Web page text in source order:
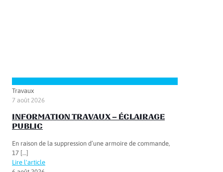
Travaux
7 août 2026
INFORMATION TRAVAUX – ÉCLAIRAGE
PUBLIC
En raison de la suppression d’une armoire de commande,
17 […]
Lire l'article